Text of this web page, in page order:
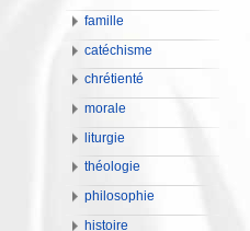
famille
catéchisme
chrétienté
morale
liturgie
théologie
philosophie
histoire